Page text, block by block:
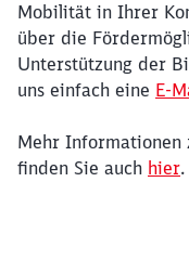
Mobilität in Ihrer
über die
Unterstützung der
uns einfach eine E-
Mehr Informationen
finden Sie auch hier.